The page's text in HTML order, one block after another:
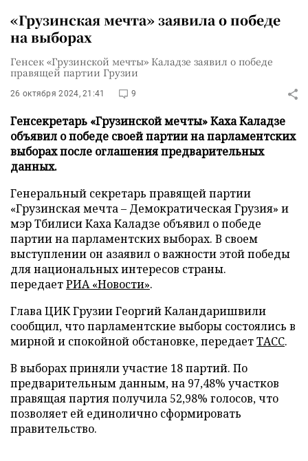
«Грузинская мечта» заявила о победе
на выборах
Генсек «Грузинской мечты» Каладзе заявил о победе
правящей партии Грузии
26 октября 2024, 21:41 9
Генсекретарь «Грузинской мечты» Каха Каладзе
объявил о победе своей партии на парламентских
выборах после оглашения предварительных
данных.
Генеральный секретарь правящей партии
«Грузинская мечта – Демократическая Грузия» и
мэр Тбилиси Каха Каладзе объявил о победе
партии на парламентских выборах. В своем
выступлении он азаявил о важности этой победы
для национальных интересов страны.
передаетРИА «Новости».
Глава ЦИК Грузии Георгий Каландаришвили
сообщил, что парламентские выборы состоялись в
мирной и спокойной обстановке, передаетТАСС.
В выборах приняли участие 18 партий. По
предварительным данным, на 97,48% участков
правящая партия получила 52,98% голосов, что
позволяет ей единолично сформировать
правительство.